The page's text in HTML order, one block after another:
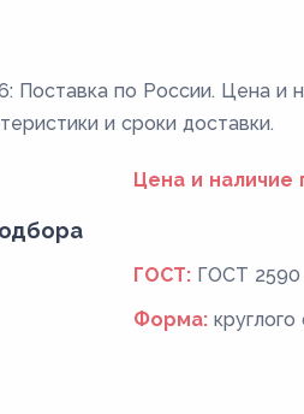
по России. Цена и
и сроки доставки.
Цена и наличие
ГОСТ: ГОСТ
Форма: круглого